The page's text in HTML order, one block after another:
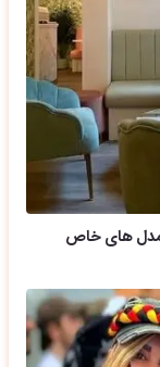
مدل های خاص